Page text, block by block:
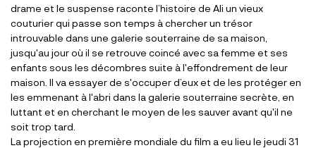
drame et le suspense raconte l’histoire de Ali un vieux
couturier qui passe son temps à chercher un trésor
introuvable dans une galerie souterraine de sa maison,
jusqu'au jour où il se retrouve coincé avec sa femme et ses
enfants sous les décombres suite à l'effondrement de leur
maison. Il va essayer de s'occuper d’eux et de les protéger en
les emmenant à l'abri dans la galerie souterraine secrète, en
luttant et en cherchant Ie moyen de les sauver avant qu'il ne
soit trop tard.
La projection en première mondiale du film a eu lieu le jeudi 31